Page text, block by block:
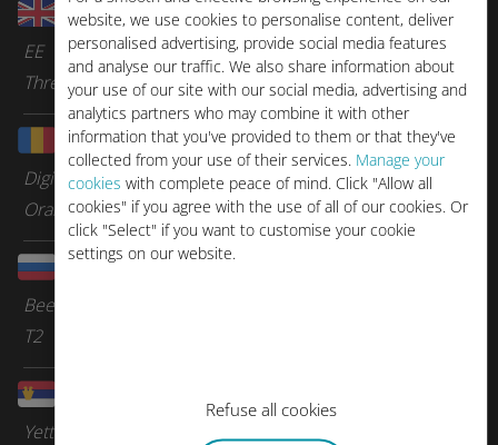
website, we use cookies to personalise content, deliver
personalised advertising, provide social media features
and analyse our traffic. We also share information about
your use of our site with our social media, advertising and
analytics partners who may combine it with other
information that you've provided to them or that they've
collected from your use of their services. Manage your
cookies with complete peace of mind. Click "Allow all
cookies" if you agree with the use of all of our cookies. Or
click "Select" if you want to customise your cookie
settings on our website.
Refuse all cookies
Reino Unido
EE
Three
Rumanía
Digi
Orange Romania
Rusia
Beeline
T2
Yettel